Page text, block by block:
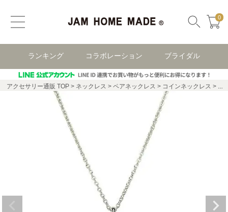
0
ランキング コラボレーション ブライダル
アクセサリー通販 TOP ネックレス ペアネックレス コインネックレス ヴ